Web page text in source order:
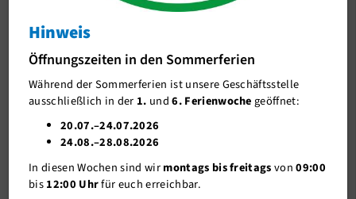
Yoga
Yoga im Park
J-Team
Stellenangebote
Förderverein me-sport e.V.
Mitgliederservice
Verantwortung
Hinweis
Öffnungszeiten in den Sommerferien
Während der Sommerferien ist unsere Geschäftsstelle
ausschließlich in der 1. und6. Ferienwochegeöffnet:
20.07.–24.07.2026
24.08.–28.08.2026
In diesen Wochen sind wirmontags bis freitagsvon09:00
bis12:00 Uhrfür euch erreichbar.